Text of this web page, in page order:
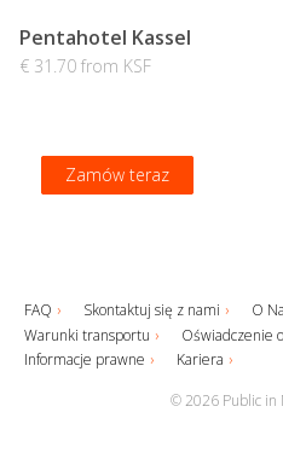
Zamów teraz
Zamów teraz
Zamów teraz
Pentahotel Kassel
€ 31.70 from KSF
Zamów teraz
FAQ Skontaktuj się z nami O
Warunki transportu
Oświadczenie
Informacje prawne
Kariera
© 2026 Public in